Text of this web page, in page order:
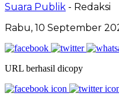
Suara Publik - Redaksi
Rabu, 10 September
URL berhasil dicopy